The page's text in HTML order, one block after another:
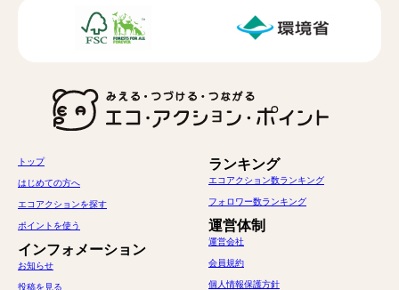
トップ
はじめての方へ
エコアクションを探す
ポイントを使う
インフォメーション
お知らせ
投稿を見る
ランキング
エコアクション数ランキング
フォロワー数ランキング
運営体制
運営会社
会員規約
個人情報保護方針